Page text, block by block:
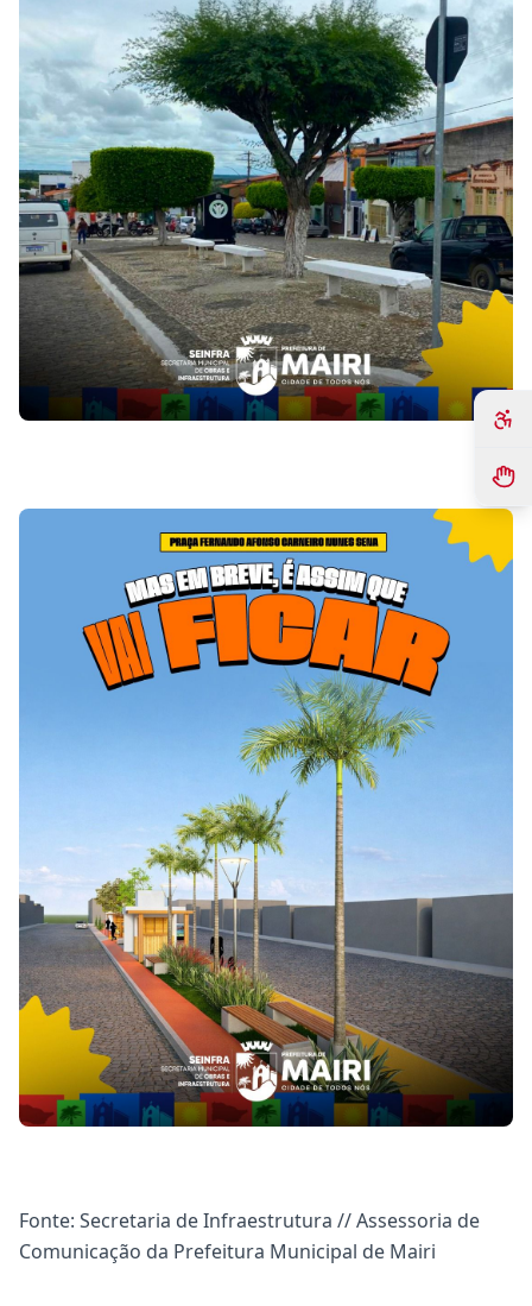
Fonte: Secretaria de Infraestrutura // Assessoria de
Comunicação da Prefeitura Municipal de Mairi